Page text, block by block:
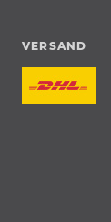
VERSAND